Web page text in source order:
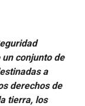
conjunto de
a
derechos de
tierra, los